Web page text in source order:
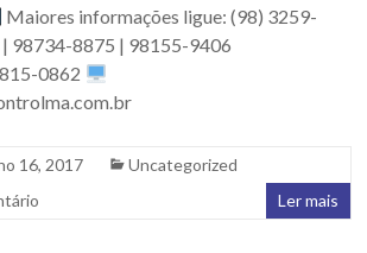
Maiores informações ligue: (98) 3259-
98734-8875 | 98155-9406
0862
16, 2017
Uncategorized
Ler mais